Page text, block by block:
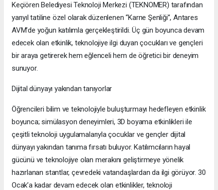
Keçiören Belediyesi Teknoloji Merkezi (TEKNOMER) tarafından
yarıyıl tatiline özel olarak düzenlenen “Karne Şenliği”, Antares
AVM’de yoğun katılımla gerçekleştirildi. Üç gün boyunca devam
edecek olan etkinlik, teknolojiye ilgi duyan çocukları ve gençleri
bir araya getirerek hem eğlenceli hem de öğretici bir deneyim
sunuyor.
Dijital dünyayı yakından tanıyorlar
Öğrencileri bilim ve teknolojiyle buluşturmayı hedefleyen etkinlik
boyunca; simülasyon deneyimleri, 3D boyama etkinlikleri ile
çeşitli teknoloji uygulamalarıyla çocuklar ve gençler dijital
dünyayı yakından tanıma fırsatı buluyor. Katılımcıların hayal
gücünü ve teknolojiye olan merakını geliştirmeye yönelik
hazırlanan stantlar, çevredeki vatandaşlardan da ilgi görüyor. 30
Ocak’a kadar devam edecek olan etkinlikler, teknoloji